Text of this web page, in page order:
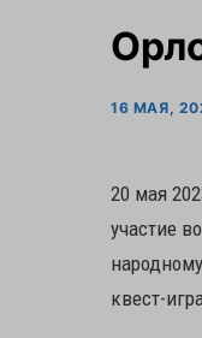
16 МАЯ,
20 мая
участие
квест-